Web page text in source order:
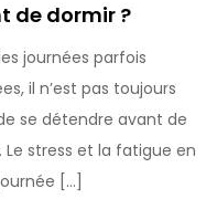
de dormir ?
journées parfois
il n’est pas toujours
se détendre avant de
Le stress et la fatigue en
[…]